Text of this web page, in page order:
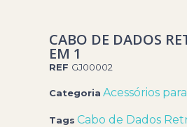
CABO DE DADOS
EM 1
REF GJ00002
Categoria Acessórios
Tags Cabo de Dados